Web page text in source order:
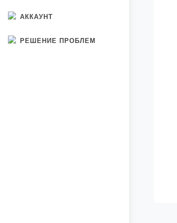
АККАУНТ
РЕШЕНИЕ ПРОБЛЕМ